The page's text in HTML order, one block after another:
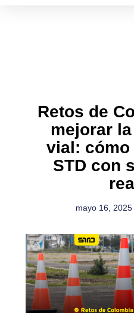
Retos de
mejorar
vial:
STD con
mayo 16, 2025